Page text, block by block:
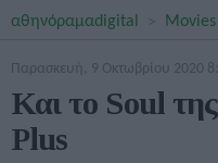
HOME CINEMA
GADGETS
TV
GAMES
αθηνόραμαdigital Movies
Παρασκευή, 9 Οκτωβρίου 2020
Και το Soul
Plus